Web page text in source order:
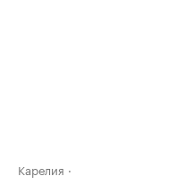
Карелия